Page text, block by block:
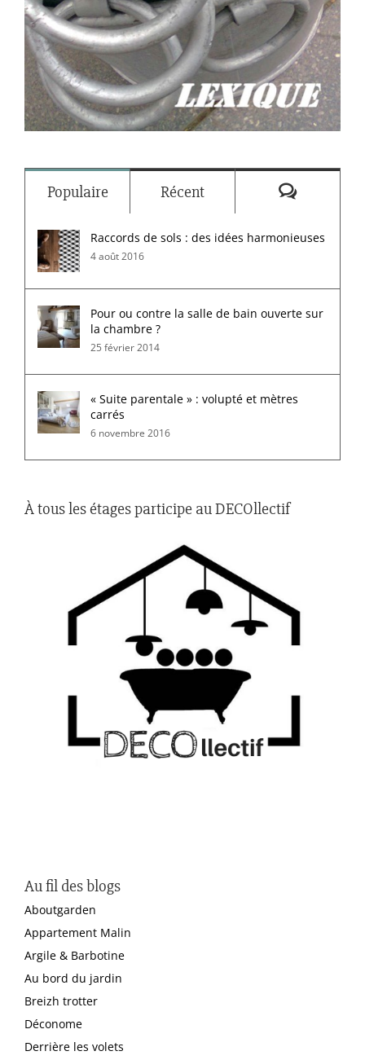
Populaire Récent
Raccords de sols : des idées harmonieuses
4 août 2016
Pour ou contre la salle de bain ouverte sur
la chambre ?
25 février 2014
« Suite parentale » : volupté et mètres
carrés
6 novembre 2016
À tous les étages participe au DECOllectif
Au fil des blogs
Aboutgarden
Appartement Malin
Argile & Barbotine
Au bord du jardin
Breizh trotter
Déconome
Derrière les volets